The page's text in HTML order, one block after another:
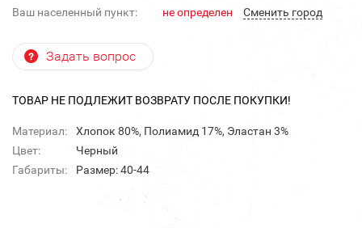
Ваш населенный пункт: не определен Cменить город
Задать вопрос
ТОВАР НЕ ПОДЛЕЖИТ ВОЗВРАТУ ПОСЛЕ ПОКУПКИ!
Материал:
Хлопок 80%, Полиамид 17%, Эластан 3%
Цвет:
Черный
Габариты:
Размер: 40-44